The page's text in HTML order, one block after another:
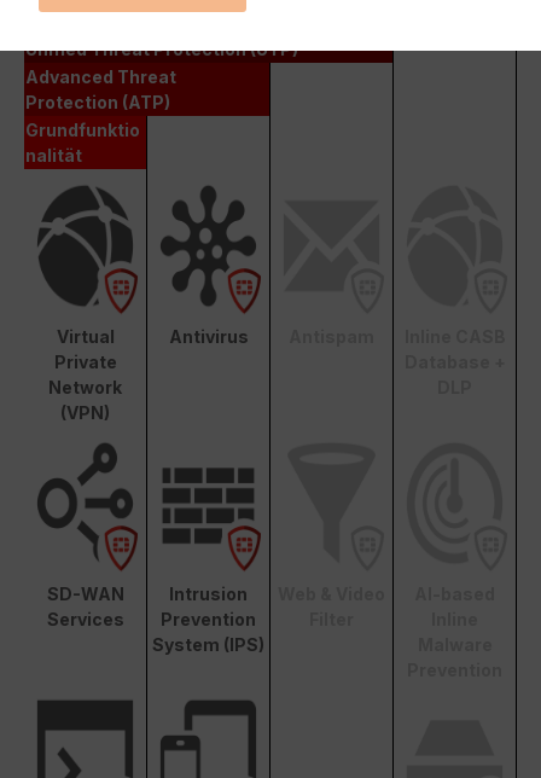
Unified Threat Protection (UTP)
Advanced Threat
Protection (ATP)
Grundfunktio
nalität
Virtual
Private
Network
(VPN)
Antivirus
SD-WAN
Services
Intrusion
Prevention
System (IPS)